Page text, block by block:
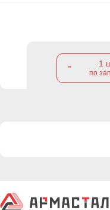
- 1
по